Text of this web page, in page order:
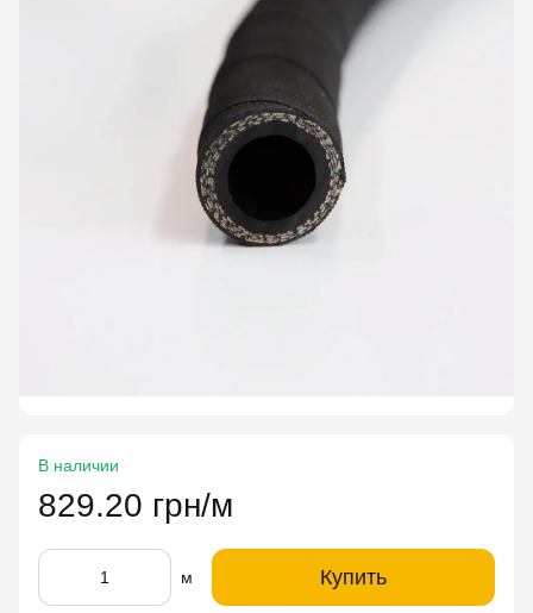
В наличии
829.20 грн/м
м Купить